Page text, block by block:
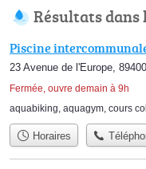
Résultats dans
Piscine
23 Avenue de l'Europe,
Fermée, ouvre demain à 9h
aquabiking, aquagym, cours
Horaires